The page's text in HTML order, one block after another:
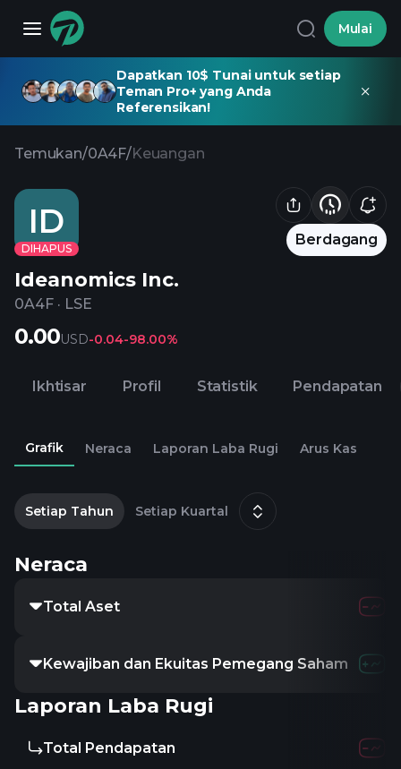
Mulai
Dapatkan 10$ Tunai untuk setiap
Teman Pro+ yang Anda
Referensikan!
Temukan/0A4F/Keuangan
ID
DIHAPUS
Berdagang
Ideanomics Inc.
0A4F · LSE
0.00USD-0.04-98.00%
Ikhtisar Profil Statistik Pendapatan
Grafik Neraca Laporan Laba Rugi Arus Kas
Setiap Tahun Setiap Kuartal
Neraca
Total Aset
Kewajiban dan Ekuitas Pemegang Saham
Laporan Laba Rugi
Total Pendapatan